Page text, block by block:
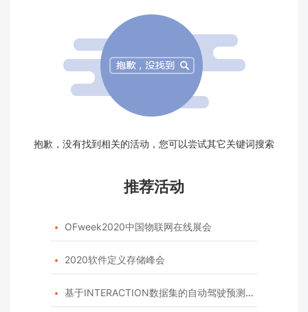
抱歉，没有找到相关的活动，您可以尝试其它关键词搜索
推荐活动
 OFweek2020中国物联网在线展会
 2020软件定义存储峰会
 基于INTERACTION数据集的自动驾驶预测模型挑战赛